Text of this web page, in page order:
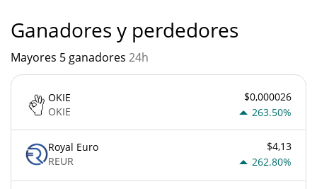
Ganadores y perdedores
Mayores 5 ganadores 24h
OKIE
OKIE
$0,000026
263.50%
Royal Euro
REUR
$4,13
262.80%